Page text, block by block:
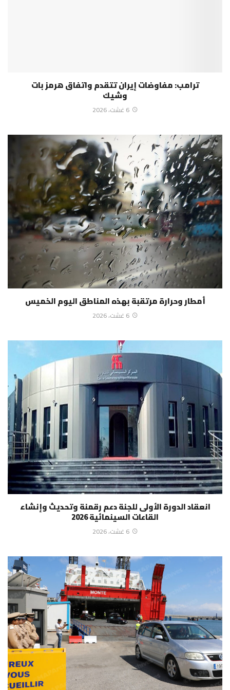
ترامب: مفاوضات إيران تتقدم واتفاق هرمز بات
وشيك
6 غشت، 2026
أمطار وحرارة مرتقبة بهذه المناطق اليوم الخميس
6 غشت، 2026
انعقاد الدورة الأولى للجنة دعم رقمنة وتحديث وإنشاء
القاعات السينمائية 2026
6 غشت، 2026